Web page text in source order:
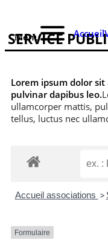
Menu Accueil
SERVICE
Lorem ipsum dolor
pulvinar dapibus leo.
ullamcorper mattis,
tellus, luctus nec
Accueil associations >
Formulaire